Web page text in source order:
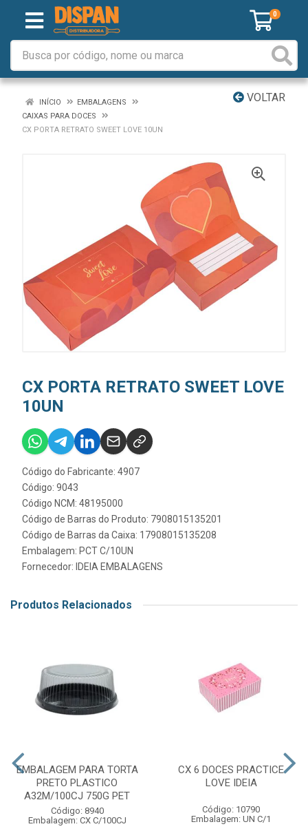
0
VOLTAR
INÍCIO
EMBALAGENS
CAIXAS PARA DOCES
CX PORTA RETRATO SWEET LOVE 10UN
CX PORTA RETRATO SWEET LOVE
10UN
Código do Fabricante: 4907
Código: 9043
Código NCM: 48195000
Código de Barras do Produto: 7908015135201
Código de Barras da Caixa: 17908015135208
Embalagem: PCT C/10UN
Fornecedor: IDEIA EMBALAGENS
Produtos Relacionados
EMBALAGEM PARA TORTA
PRETO PLASTICO
A32M/100CJ 750G PET
Código: 8940
Embalagem: CX C/100CJ
CX 6 DOCES PRACTICE
LOVE IDEIA
Código: 10790
Embalagem: UN C/1